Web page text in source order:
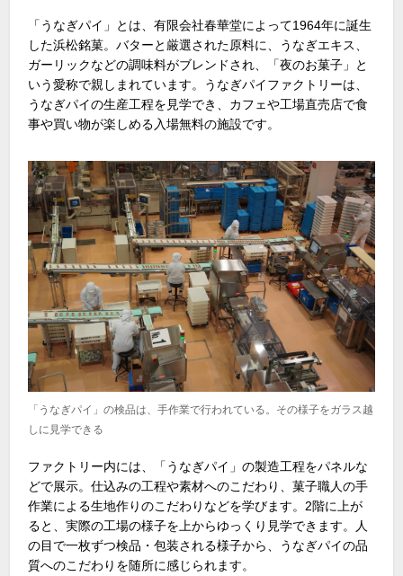
「うなぎパイ」とは、有限会社春華堂によって1964年に誕生
した浜松銘菓。バターと厳選された原料に、うなぎエキス、
ガーリックなどの調味料がブレンドされ、「夜のお菓子」と
いう愛称で親しまれています。うなぎパイファクトリーは、
うなぎパイの生産工程を見学でき、カフェや工場直売店で食
事や買い物が楽しめる入場無料の施設です。
「うなぎパイ」の検品は、手作業で行われている。その様子をガラス越
しに見学できる
ファクトリー内には、「うなぎパイ」の製造工程をパネルな
どで展示。仕込みの工程や素材へのこだわり、菓子職人の手
作業による生地作りのこだわりなどを学びます。2階に上が
ると、実際の工場の様子を上からゆっくり見学できます。人
の目で一枚ずつ検品・包装される様子から、うなぎパイの品
質へのこだわりを随所に感じられます。